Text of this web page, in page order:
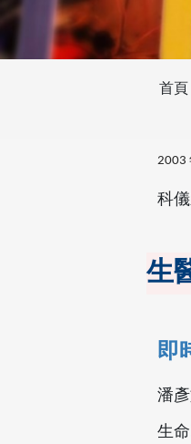
首頁
2003
科
生
即
潘
生